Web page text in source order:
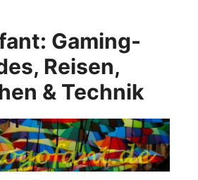
Gaming-
Reisen,
& Technik